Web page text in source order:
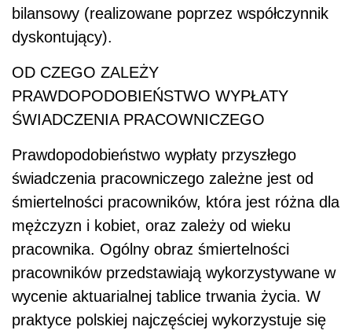
bilansowy (realizowane poprzez współczynnik
dyskontujący).
OD CZEGO ZALEŻY
PRAWDOPODOBIEŃSTWO WYPŁATY
ŚWIADCZENIA PRACOWNICZEGO
Prawdopodobieństwo wypłaty przyszłego
świadczenia pracowniczego zależne jest od
śmiertelności pracowników, która jest różna dla
mężczyzn i kobiet, oraz zależy od wieku
pracownika. Ogólny obraz śmiertelności
pracowników przedstawiają wykorzystywane w
wycenie aktuarialnej tablice trwania życia. W
praktyce polskiej najczęściej wykorzystuje się